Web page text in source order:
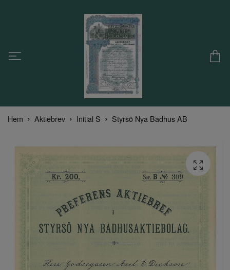
Hem Aktiebrev Initial S Styrsö Nya Badhus AB